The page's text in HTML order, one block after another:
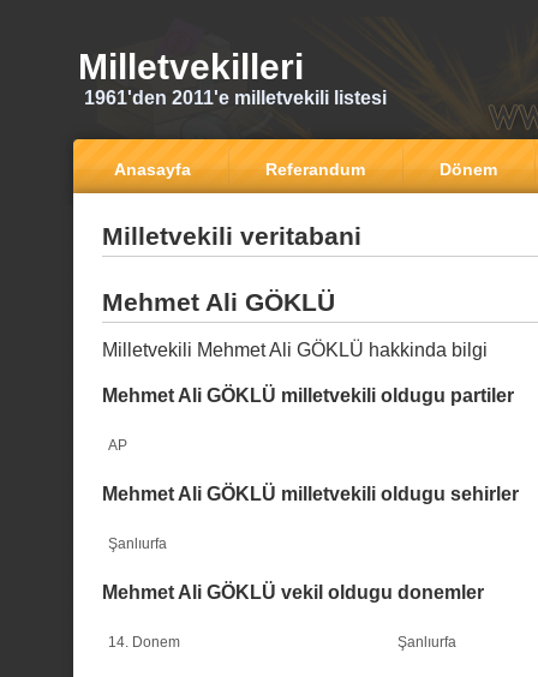
Milletvekilleri
1961'den 2011'e milletvekili listesi
Anasayfa Referandum Dönem
Milletvekili veritabani
Mehmet Ali GÖKLÜ
Milletvekili Mehmet Ali GÖKLÜ hakkinda bilgi
Mehmet Ali GÖKLÜ milletvekili oldugu partiler
AP
Mehmet Ali GÖKLÜ milletvekili oldugu sehirler
Şanlıurfa
Mehmet Ali GÖKLÜ vekil oldugu donemler
14. Donem Şanlıurfa